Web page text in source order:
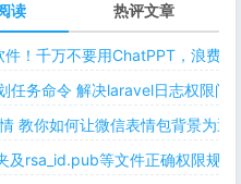
读 热评文章
！千万不要用ChatPPT，浪费时
任务命令 解决laravel日志权限问
教你如何让微信表情包背景为
rsa_id.pub等文件正确权限规则